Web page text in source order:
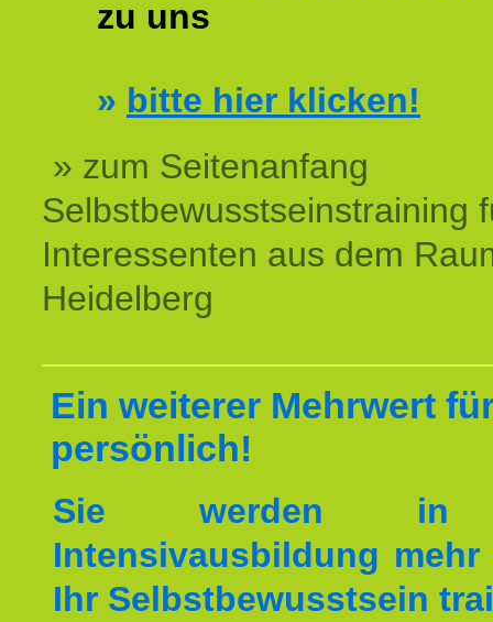
zu uns
» bitte hier klicken!
» zum Seitenanfang
Selbstbewusstseinstraining
Interessenten aus dem
Heidelberg
Ein weiterer Mehrwert
persönlich!
Sie werden in
Intensivausbildung
Ihr Selbstbewusstsein